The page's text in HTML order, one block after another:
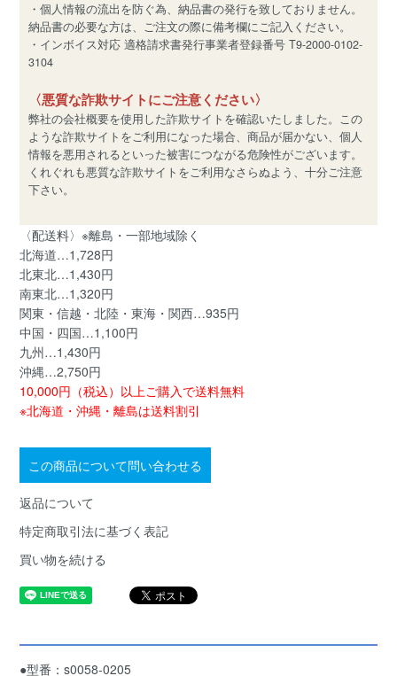
・個人情報の流出を防ぐ為、納品書の発行を致しておりません。
納品書の必要な方は、ご注文の際に備考欄にご記入ください。
・インボイス対応 適格請求書発行事業者登録番号 T9-2000-0102-
3104
〈悪質な詐欺サイトにご注意ください〉
弊社の会社概要を使用した詐欺サイトを確認いたしました。この
ような詐欺サイトをご利用になった場合、商品が届かない、個人
情報を悪用されるといった被害につながる危険性がございます。
くれぐれも悪質な詐欺サイトをご利用なさらぬよう、十分ご注意
下さい。
〈配送料〉※離島・一部地域除く
北海道…1,728円
北東北…1,430円
南東北…1,320円
関東・信越・北陸・東海・関西…935円
中国・四国…1,100円
九州…1,430円
沖縄…2,750円
10,000円（税込）以上ご購入で送料無料
※北海道・沖縄・離島は送料割引
この商品について問い合わせる
返品について
特定商取引法に基づく表記
買い物を続ける
●型番：s0058-0205